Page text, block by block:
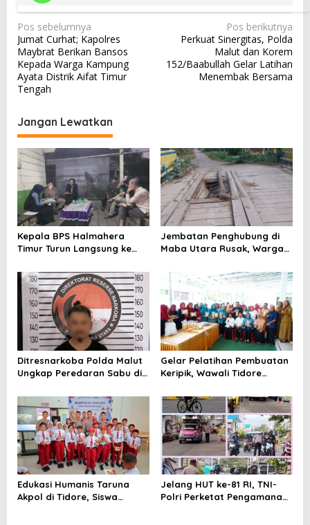
N
a
v
i
a
s
i
p
o
s
Pos sebelumnya
Jumat Curhat; Kapolres
Maybrat Berikan Bansos
Kepada Warga Kampung
Ayata Distrik Aifat Timur
Tengah
Pos berikutnya
Perkuat Sinergitas, Polda
Malut dan Korem
152/Baabullah Gelar Latihan
Menembak Bersama
Jangan Lewatkan
Kepala BPS Halmahera
Timur Turun Langsung ke
Pendataan Sensus Ekonomi
2026
Jembatan Penghubung di
Maba Utara Rusak, Warga
dari Pemda
Ditresnarkoba Polda Malut
Ungkap Peredaran Sabu di
Pengedar Diamankan
Gelar Pelatihan Pembuatan
Keripik, Wawali Tidore
Berkembang
Edukasi Humanis Taruna
Akpol di Tidore, Siswa
Jelang HUT ke-81 RI, TNI-
Polri Perketat Pengamanan